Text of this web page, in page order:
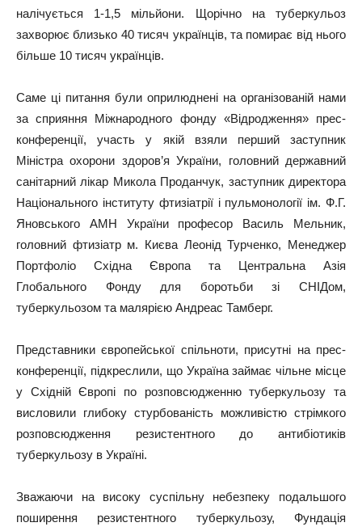
налічується 1-1,5 мільйони. Щорічно на туберкульоз
захворює близько 40 тисяч українців, та помирає від нього
більше 10 тисяч українців.
Саме ці питання були оприлюднені на організованій нами
за сприяння Міжнародного фонду «Відродження» прес-
конференції, участь у якій взяли перший заступник
Міністра охорони здоров’я України, головний державний
санітарний лікар Микола Проданчук, заступник директора
Національного інституту фтизіатрії і пульмонології ім. Ф.Г.
Яновського АМН України професор Василь Мельник,
головний фтизіатр м. Києва Леонід Турченко, Менеджер
Портфоліо Східна Європа та Центральна Азія
Глобального Фонду для боротьби зі СНІДом,
туберкульозом та малярією Андреас Тамберг.
Представники європейської спільноти, присутні на прес-
конференції, підкреслили, що Україна займає чільне місце
у Східній Європі по розповсюдженню туберкульозу та
висловили глибоку стурбованість можливістю стрімкого
розповсюдження резистентного до антибіотиків
туберкульозу в Україні.
Зважаючи на високу суспільну небезпеку подальшого
поширення резистентного туберкульозу, Фундація